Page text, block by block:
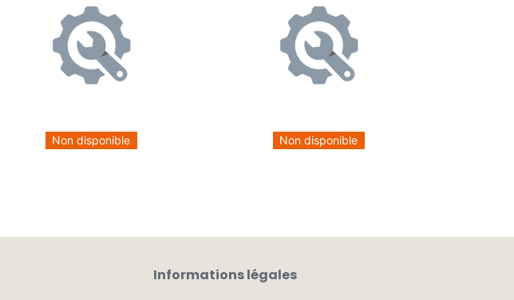
Non disponible Non disponible
Informations légales